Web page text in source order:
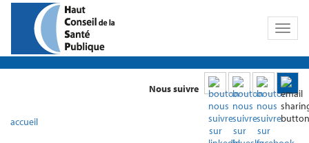
Toggle
Nous suivre
accueil